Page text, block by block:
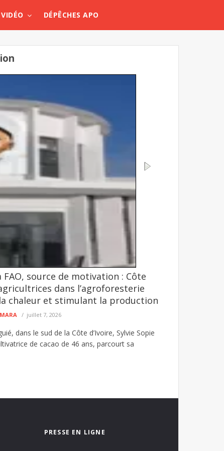
VIDÉO DÉPÊCHES APO
Seydi El Hadji Malick Sy ouvre
ses activités médicales le lundi 10
FAO, source de motivation : Côte
dans l’agroforesterie
chaleur et stimulant la production
juillet 7, 2026
dans le sud de la Côte d’Ivoire, Sylvie Sopie
de cacao de 46 ans, parcourt sa
PRESSE EN LIGNE